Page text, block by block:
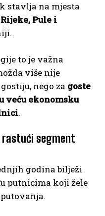
stavlja na mjesta
Pule i
to je važna
više nije
nego za goste
veću ekonomsku
.
rastući segment
godina bilježi
putnicima koji žele